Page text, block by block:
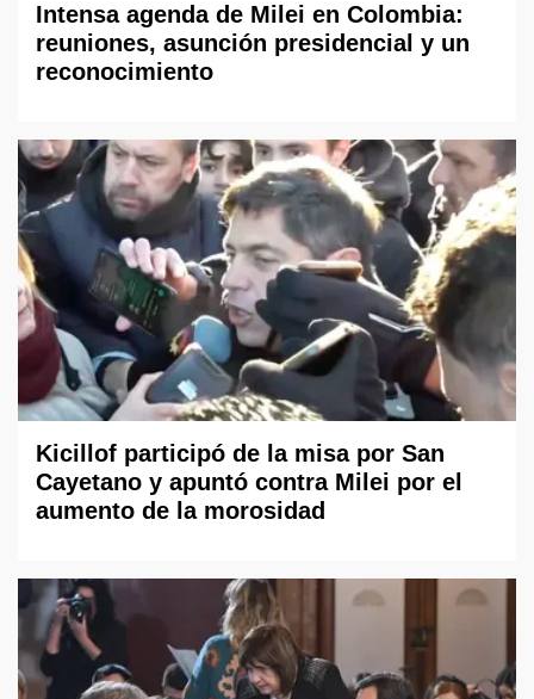
Intensa agenda de Milei en Colombia:
reuniones, asunción presidencial y un
reconocimiento
Kicillof participó de la misa por San
Cayetano y apuntó contra Milei por el
aumento de la morosidad